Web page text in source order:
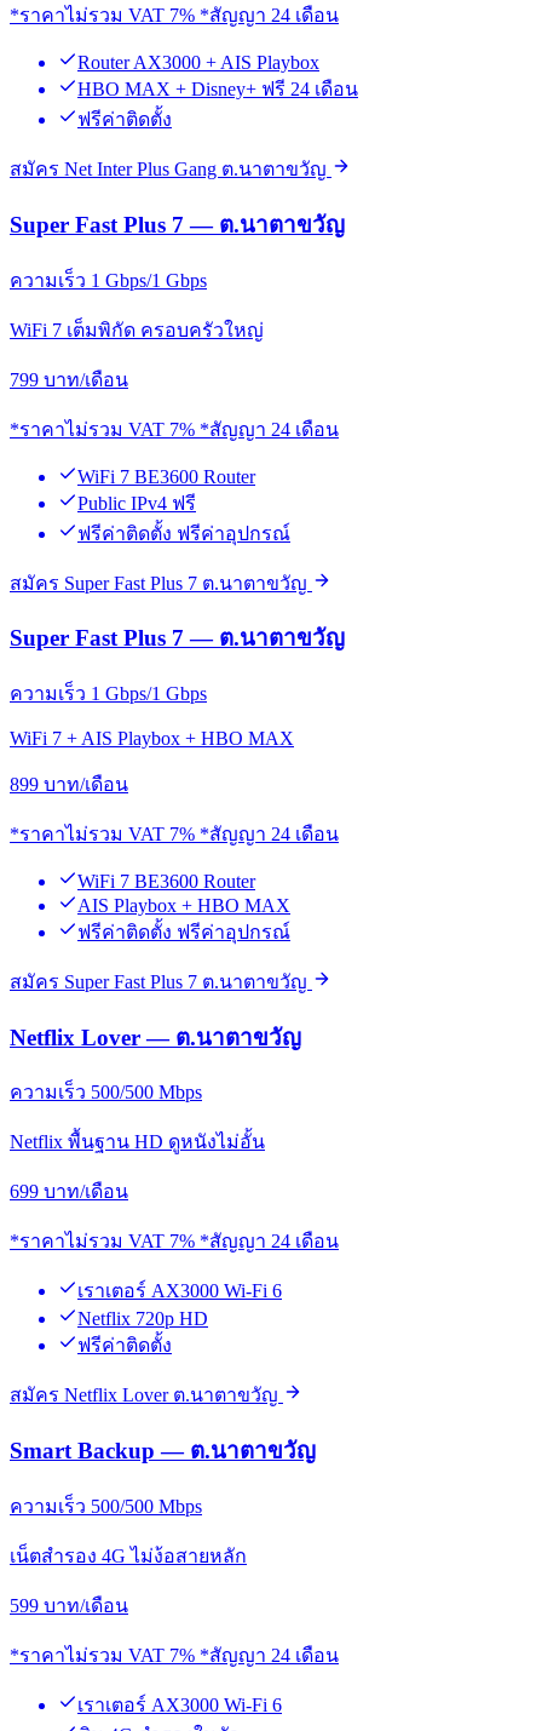
*ราคาไม่รวม VAT 7% *สัญญา 24 เดือน
Router AX3000 + AIS Playbox
HBO MAX + Disney+ ฟรี 24 เดือน
ฟรีค่าติดตั้ง
สมัคร Net Inter Plus Gang ต.นาตาขวัญ
Super Fast Plus 7 — ต.นาตาขวัญ
ความเร็ว 1 Gbps/1 Gbps
WiFi 7 เต็มพิกัด ครอบครัวใหญ่
799 บาท/เดือน
*ราคาไม่รวม VAT 7% *สัญญา 24 เดือน
WiFi 7 BE3600 Router
Public IPv4 ฟรี
ฟรีค่าติดตั้ง ฟรีค่าอุปกรณ์
สมัคร Super Fast Plus 7 ต.นาตาขวัญ
Super Fast Plus 7 — ต.นาตาขวัญ
ความเร็ว 1 Gbps/1 Gbps
WiFi 7 + AIS Playbox + HBO MAX
899 บาท/เดือน
*ราคาไม่รวม VAT 7% *สัญญา 24 เดือน
WiFi 7 BE3600 Router
AIS Playbox + HBO MAX
ฟรีค่าติดตั้ง ฟรีค่าอุปกรณ์
สมัคร Super Fast Plus 7 ต.นาตาขวัญ
Netflix Lover — ต.นาตาขวัญ
ความเร็ว 500/500 Mbps
Netflix พื้นฐาน HD ดูหนังไม่อั้น
699 บาท/เดือน
*ราคาไม่รวม VAT 7% *สัญญา 24 เดือน
เราเตอร์ AX3000 Wi-Fi 6
Netflix 720p HD
ฟรีค่าติดตั้ง
สมัคร Netflix Lover ต.นาตาขวัญ
Smart Backup — ต.นาตาขวัญ
ความเร็ว 500/500 Mbps
เน็ตสำรอง 4G ไม่ง้อสายหลัก
599 บาท/เดือน
*ราคาไม่รวม VAT 7% *สัญญา 24 เดือน
เราเตอร์ AX3000 Wi-Fi 6